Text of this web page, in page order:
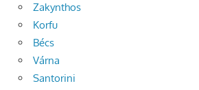
Zakynthos
Korfu
Bécs
Várna
Santorini